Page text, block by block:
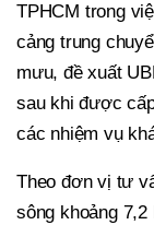
TPHCM trong
cảng trung
mưu, đề xuất
sau khi được
các nhiệm vụ
Theo đơn vị tư
sông khoảng